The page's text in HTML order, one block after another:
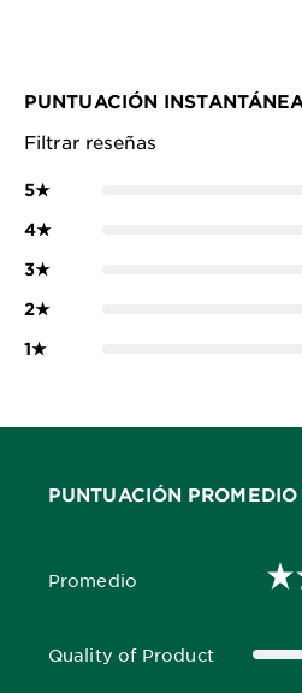
PUNTUACIÓN INSTANTÁNEA
Filtrar reseñas
5★
4★
3★
2★
1★
PUNTUACIÓN
Promedio
0,0 out of 5 stars
Quality of Product
0,0 out of 5 stars